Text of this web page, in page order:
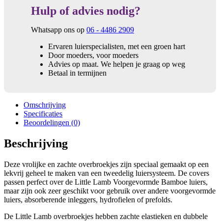
Hulp of advies nodig?
Whatsapp ons op 06 - 4486 2909
Ervaren luierspecialisten, met een groen hart
Door moeders, voor moeders
Advies op maat. We helpen je graag op weg
Betaal in termijnen
Omschrijving
Specificaties
Beoordelingen (0)
Beschrijving
Deze vrolijke en zachte overbroekjes zijn speciaal gemaakt op een
lekvrij geheel te maken van een tweedelig luiersysteem. De covers
passen perfect over de Little Lamb Voorgevormde Bamboe luiers,
maar zijn ook zeer geschikt voor gebruik over andere voorgevormde
luiers, absorberende inleggers, hydrofielen of prefolds.
De Little Lamb overbroekjes hebben zachte elastieken en dubbele